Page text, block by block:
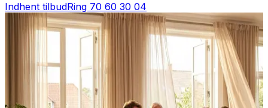
Indhent tilbudRing 70 60 30 04